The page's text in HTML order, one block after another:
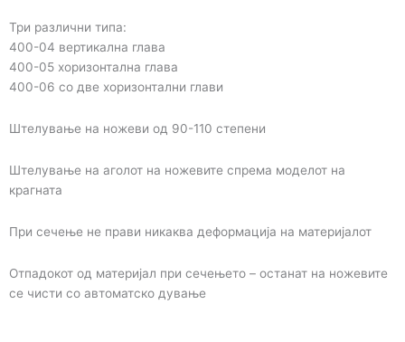
Три различни типа:
400-04 вертикална глава
400-05 хоризонтална глава
400-06 со две хоризонтални глави
Штелување на ножеви од 90-110 степени
Штелување на аголот на ножевите спрема моделот на
крагната
При сечење не прави никаква деформација на материјалот
Отпадокот од материјал при сечењето – останат на ножевите
се чисти со автоматско дување